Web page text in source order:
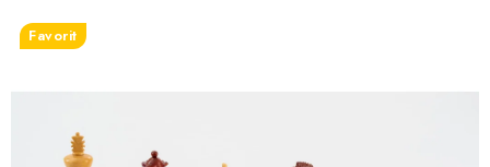
SCHACHUHREN
SCHACH-ANTIQUITÄTENLADEN
Favorit